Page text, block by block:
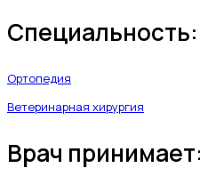
Специальность:
Ортопедия
Ветеринарная хирургия
Врач принимает: